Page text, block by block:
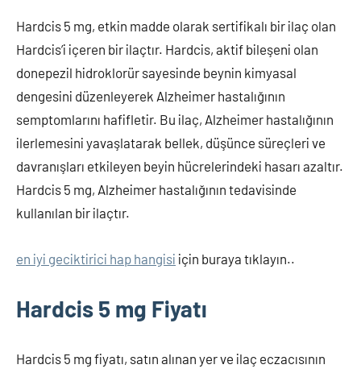
Hardcis 5 mg, etkin madde olarak sertifikalı bir ilaç olan
Hardcis’i içeren bir ilaçtır. Hardcis, aktif bileşeni olan
donepezil hidroklorür sayesinde beynin kimyasal
dengesini düzenleyerek Alzheimer hastalığının
semptomlarını hafifletir. Bu ilaç, Alzheimer hastalığının
ilerlemesini yavaşlatarak bellek, düşünce süreçleri ve
davranışları etkileyen beyin hücrelerindeki hasarı azaltır.
Hardcis 5 mg, Alzheimer hastalığının tedavisinde
kullanılan bir ilaçtır.
en iyi geciktirici hap hangisi için buraya tıklayın..
Hardcis 5 mg Fiyatı
Hardcis 5 mg fiyatı, satın alınan yer ve ilaç eczacısının